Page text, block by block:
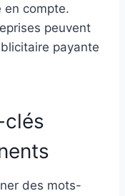
en compte.
peuvent
payante
clés
des mots-